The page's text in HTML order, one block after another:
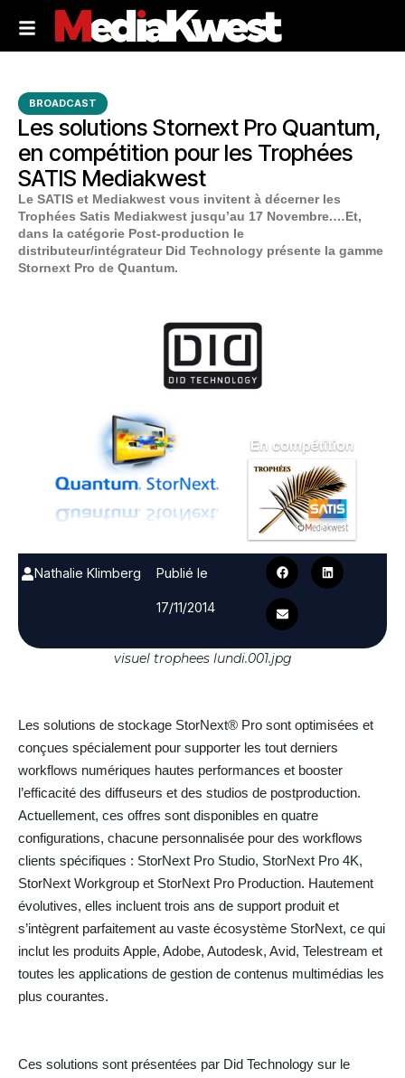
BROADCAST
Les solutions Stornext Pro Quantum,
en compétition pour les Trophées
SATIS Mediakwest
Le SATIS et Mediakwest vous invitent à décerner les
Trophées Satis Mediakwest jusqu’au 17 Novembre.…Et,
dans la catégorie Post-production le
distributeur/intégrateur Did Technology présente la gamme
Stornext Pro de Quantum.
Nathalie Klimberg
Publié le
17/11/2014
visuel trophees lundi.001.jpg
Les solutions de stockage StorNext® Pro sont optimisées et
conçues spécialement pour supporter les tout derniers
workflows numériques hautes performances et booster
l’efficacité des diffuseurs et des studios de postproduction.
Actuellement, ces offres sont disponibles en quatre
configurations, chacune personnalisée pour des workflows
clients spécifiques : StorNext Pro Studio, StorNext Pro 4K,
StorNext Workgroup et StorNext Pro Production. Hautement
évolutives, elles incluent trois ans de support produit et
s’intègrent parfaitement au vaste écosystème StorNext, ce qui
inclut les produits Apple, Adobe, Autodesk, Avid, Telestream et
toutes les applications de gestion de contenus multimédias les
plus courantes.
Ces solutions sont présentées par Did Technology sur le